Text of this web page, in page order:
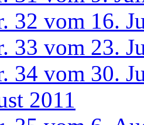
32 vom 16.
33 vom 23.
34 vom 30.
2011